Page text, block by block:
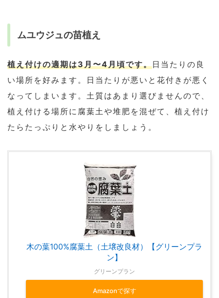
ムユウジュの苗植え
植え付けの適期は3月〜4月頃です。日当たりの良
い場所を好みます。日当たりが悪いと花付きが悪く
なってしまいます。土質はあまり選びませんので、
植え付ける場所に腐葉土や堆肥を混ぜて、植え付け
たらたっぷりと水やりをしましょう。
木の葉100%腐葉土（土壌改良材）【グリーンプラ
ン】
グリーンプラン
Amazonで探す